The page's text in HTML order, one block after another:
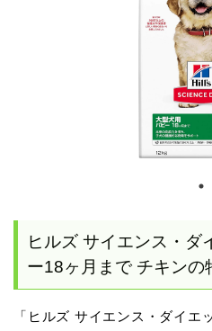
ヒルズ サイエンス・ダ
ー18ヶ月まで チキンの
「ヒルズ サイエンス・ダイエ